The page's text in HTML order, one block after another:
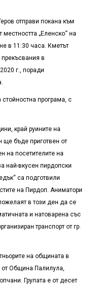
отправи покана към
„Еленско“ на
в 11:30 часа. Кметът
в
г., поради
програма, с
край руините на
ще бъде приготвен от
на посетителите на
най-вкусен пирдопски
са подготвили
на Пирдоп. Аниматори
в този ден да се
и натоварена със
транспорт от гр.
на общината в
от Община Палилула,
Групата е от десет